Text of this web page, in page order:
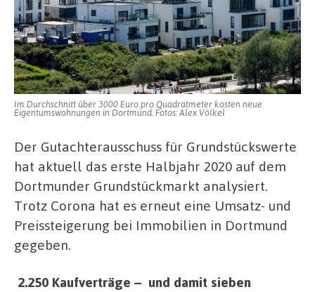
Im Durchschnitt über 3000 Euro pro Quadratmeter kosten neue
Eigentumswohnungen in Dortmund. Fotos: Alex Völkel
Der Gutachterausschuss für Grundstückswerte
hat aktuell das erste Halbjahr 2020 auf dem
Dortmunder Grundstückmarkt analysiert.
Trotz Corona hat es erneut eine Umsatz- und
Preissteigerung bei Immobilien in Dortmund
gegeben.
2.250 Kaufverträge – und damit sieben